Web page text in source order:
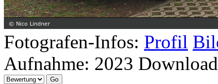
Fotografen-Infos: Profil
Aufnahme: 2023